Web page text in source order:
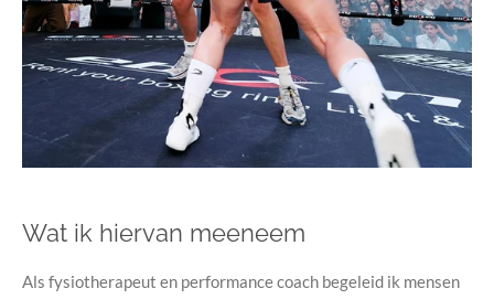
Wat ik hiervan meeneem
Als fysiotherapeut en performance coach begeleid ik mensen